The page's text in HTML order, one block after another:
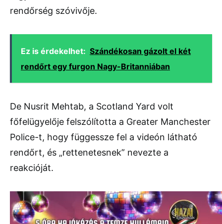
rendőrség szóvivője.
Ez is érdekelhet: Szándékosan gázolt el két
rendőrt egy furgon Nagy-Britanniában
De Nusrit Mehtab, a Scotland Yard volt
főfelügyelője felszólította a Greater Manchester
Police-t, hogy függessze fel a videón látható
rendőrt, és „rettenetesnek” nevezte a
reakcióját.